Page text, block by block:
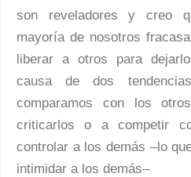
son reveladores y creo
mayoría de nosotros
liberar a otros para
causa de dos
comparamos con los
criticarlos o a competir
controlar a los demás –lo
intimidar a los demás–